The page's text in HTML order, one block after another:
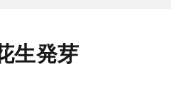
生発芽